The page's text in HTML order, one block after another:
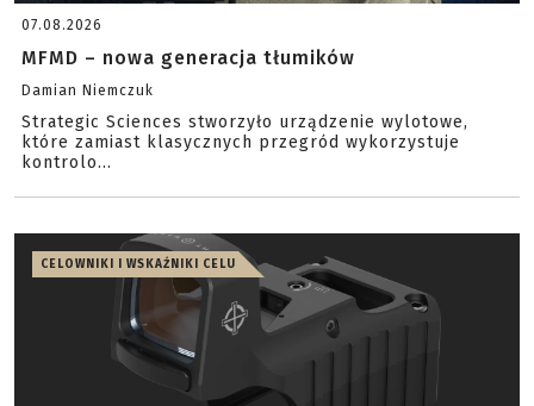
07.08.2026
MFMD – nowa generacja tłumików
Damian Niemczuk
Strategic Sciences stworzyło urządzenie wylotowe,
które zamiast klasycznych przegród wykorzystuje
kontrolo...
CELOWNIKI I WSKAŹNIKI CELU